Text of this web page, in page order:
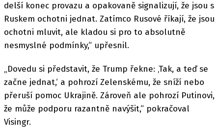
delší konec provazu a opakovaně signalizují, že jsou s
Ruskem ochotni jednat. Zatímco Rusové říkají, že jsou
ochotni mluvit, ale kladou si pro to absolutně
nesmyslné podmínky,“ upřesnil.
„Dovedu si představit, že Trump řekne: ‚Tak, a teď se
začne jednat,‘ a pohrozí Zelenskému, že sníží nebo
přeruší pomoc Ukrajině. Zároveň ale pohrozí Putinovi,
že může podporu razantně navýšit,“ pokračoval
Visingr.